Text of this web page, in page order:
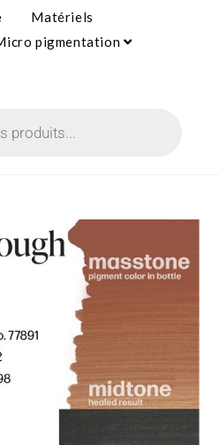
Matériels
pigmentation